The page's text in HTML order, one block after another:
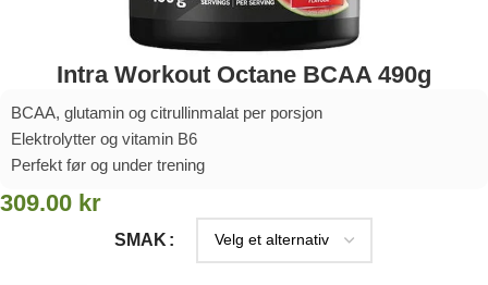
Intra Workout Octane BCAA 490g
BCAA, glutamin og citrullinmalat per porsjon
Elektrolytter og vitamin B6
Perfekt før og under trening
309.00 kr
SMAK